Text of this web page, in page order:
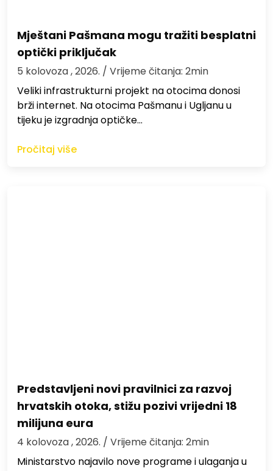
Mještani Pašmana mogu tražiti besplatni
optički priključak
5 kolovoza , 2026. / Vrijeme čitanja: 2min
Veliki infrastrukturni projekt na otocima donosi
brži internet. Na otocima Pašmanu i Ugljanu u
tijeku je izgradnja optičke…
Pročitaj više
Predstavljeni novi pravilnici za razvoj
hrvatskih otoka, stižu pozivi vrijedni 18
milijuna eura
4 kolovoza , 2026. / Vrijeme čitanja: 2min
Ministarstvo najavilo nove programe i ulaganja u